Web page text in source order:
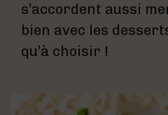
s’accordent aussi
bien avec les
qu’à choisir !